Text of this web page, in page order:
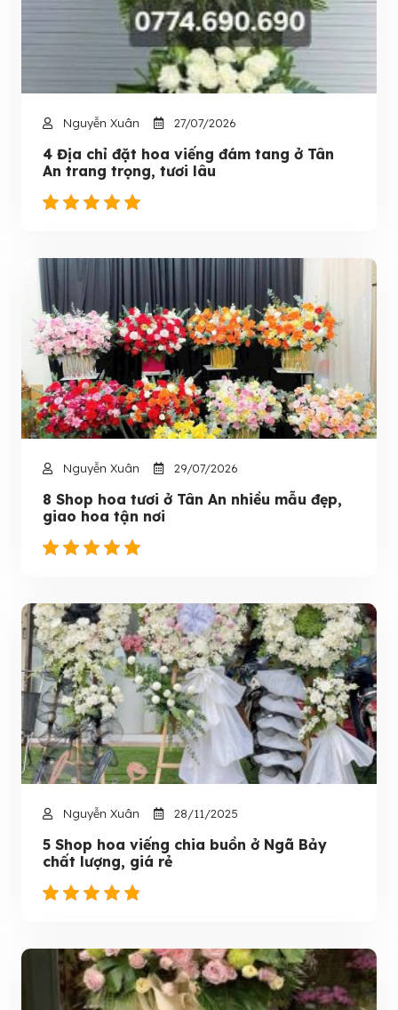
Nguyễn Xuân 27/07/2026
4 Địa chỉ đặt hoa viếng đám tang ở Tân
An trang trọng, tươi lâu
Nguyễn Xuân 29/07/2026
8 Shop hoa tươi ở Tân An nhiều mẫu đẹp,
giao hoa tận nơi
Nguyễn Xuân 28/11/2025
5 Shop hoa viếng chia buồn ở Ngã Bảy
chất lượng, giá rẻ